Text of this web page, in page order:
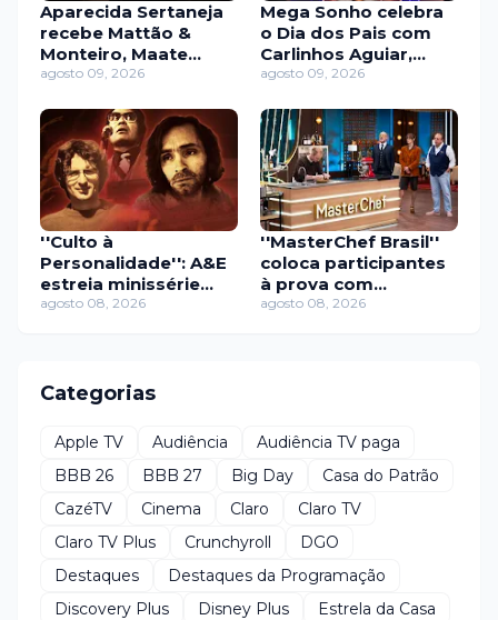
Aparecida Sertaneja
recebe Mattão &
Monteiro, Maate
Quente e Gabriel &
agosto 09, 2026
Mega Sonho celebra
o Dia dos Pais com
Carlinhos Aguiar,
Caique Aguiar e
agosto 09, 2026
''Culto à
Personalidade'': A&E
estreia minissérie
sobre os líderes de
agosto 08, 2026
''MasterChef Brasil''
coloca participantes
à prova com
churrasco e
agosto 08, 2026
Categorias
Apple TV Audiência
Audiência TV paga
BBB 26
BBB 27 Big Day
Casa do Patrão
CazéTV
Cinema Claro
Claro TV
Claro TV Plus
Crunchyroll
DGO
Destaques
Destaques da Programação
Discovery Plus
Disney Plus
Estrela da Casa